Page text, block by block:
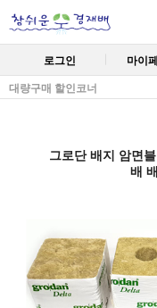
로그인 마이
대량구매 할인코너
그로단 배지 암면
배